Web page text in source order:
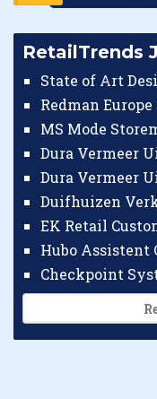
RetailTrends
State of Art
Redman
MS Mode
Dura Vermeer
Dura Vermeer
Duifhuizen
EK Retail
Hubo Assistent